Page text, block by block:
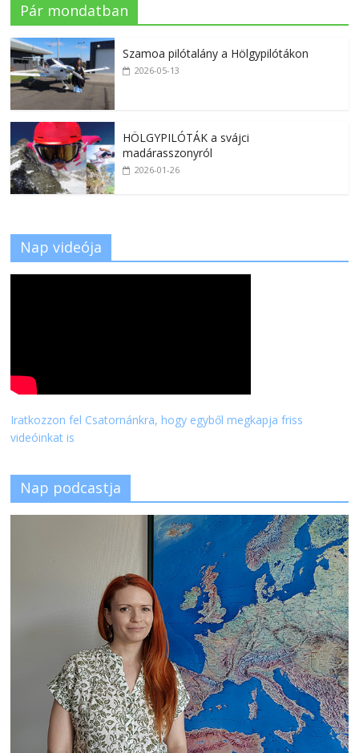
Pár mondatban
Szamoa pilótalány a Hölgypilótákon
2026-05-13
HÖLGYPILÓTÁK a svájci
madárasszonyról
2026-01-26
Nap videója
Iratkozzon fel Csatornánkra, hogy egyből megkapja friss
videóinkat is
Nap podcastja